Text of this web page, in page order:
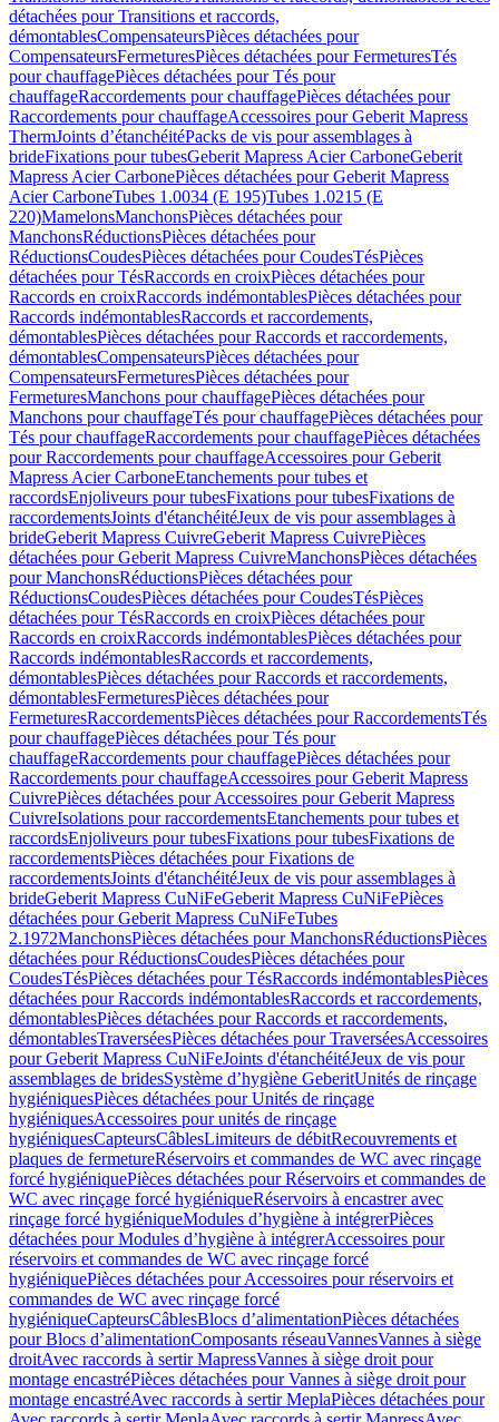
détachées pour Transitions et raccords,
démontablesCompensateursPièces détachées pour
CompensateursFermeturesPièces détachées pour FermeturesTés
pour chauffagePièces détachées pour Tés pour
chauffageRaccordements pour chauffagePièces détachées pour
Raccordements pour chauffageAccessoires pour Geberit Mapress
ThermJoints d’étanchéitéPacks de vis pour assemblages à
brideFixations pour tubesGeberit Mapress Acier CarboneGeberit
Mapress Acier CarbonePièces détachées pour Geberit Mapress
Acier CarboneTubes 1.0034 (E 195)Tubes 1.0215 (E
220)MamelonsManchonsPièces détachées pour
ManchonsRéductionsPièces détachées pour
RéductionsCoudesPièces détachées pour CoudesTésPièces
détachées pour TésRaccords en croixPièces détachées pour
Raccords en croixRaccords indémontablesPièces détachées pour
Raccords indémontablesRaccords et raccordements,
démontablesPièces détachées pour Raccords et raccordements,
démontablesCompensateursPièces détachées pour
CompensateursFermeturesPièces détachées pour
FermeturesManchons pour chauffagePièces détachées pour
Manchons pour chauffageTés pour chauffagePièces détachées pour
Tés pour chauffageRaccordements pour chauffagePièces détachées
pour Raccordements pour chauffageAccessoires pour Geberit
Mapress Acier CarboneEtanchements pour tubes et
raccordsEnjoliveurs pour tubesFixations pour tubesFixations de
raccordementsJoints d'étanchéitéJeux de vis pour assemblages à
brideGeberit Mapress CuivreGeberit Mapress CuivrePièces
détachées pour Geberit Mapress CuivreManchonsPièces détachées
pour ManchonsRéductionsPièces détachées pour
RéductionsCoudesPièces détachées pour CoudesTésPièces
détachées pour TésRaccords en croixPièces détachées pour
Raccords en croixRaccords indémontablesPièces détachées pour
Raccords indémontablesRaccords et raccordements,
démontablesPièces détachées pour Raccords et raccordements,
démontablesFermeturesPièces détachées pour
FermeturesRaccordementsPièces détachées pour RaccordementsTés
pour chauffagePièces détachées pour Tés pour
chauffageRaccordements pour chauffagePièces détachées pour
Raccordements pour chauffageAccessoires pour Geberit Mapress
CuivrePièces détachées pour Accessoires pour Geberit Mapress
CuivreIsolations pour raccordementsEtanchements pour tubes et
raccordsEnjoliveurs pour tubesFixations pour tubesFixations de
raccordementsPièces détachées pour Fixations de
raccordementsJoints d'étanchéitéJeux de vis pour assemblages à
brideGeberit Mapress CuNiFeGeberit Mapress CuNiFePièces
détachées pour Geberit Mapress CuNiFeTubes
2.1972ManchonsPièces détachées pour ManchonsRéductionsPièces
détachées pour RéductionsCoudesPièces détachées pour
CoudesTésPièces détachées pour TésRaccords indémontablesPièces
détachées pour Raccords indémontablesRaccords et raccordements,
démontablesPièces détachées pour Raccords et raccordements,
démontablesTraverséesPièces détachées pour TraverséesAccessoires
pour Geberit Mapress CuNiFeJoints d'étanchéitéJeux de vis pour
assemblages de bridesSystème d’hygiène GeberitUnités de rinçage
hygiéniquesPièces détachées pour Unités de rinçage
hygiéniquesAccessoires pour unités de rinçage
hygiéniquesCapteursCâblesLimiteurs de débitRecouvrements et
plaques de fermetureRéservoirs et commandes de WC avec rinçage
forcé hygiéniquePièces détachées pour Réservoirs et commandes de
WC avec rinçage forcé hygiéniqueRéservoirs à encastrer avec
rinçage forcé hygiéniqueModules d’hygiène à intégrerPièces
détachées pour Modules d’hygiène à intégrerAccessoires pour
réservoirs et commandes de WC avec rinçage forcé
hygiéniquePièces détachées pour Accessoires pour réservoirs et
commandes de WC avec rinçage forcé
hygiéniqueCapteursCâblesBlocs d’alimentationPièces détachées
pour Blocs d’alimentationComposants réseauVannesVannes à siège
droitAvec raccords à sertir MapressVannes à siège droit pour
montage encastréPièces détachées pour Vannes à siège droit pour
montage encastréAvec raccords à sertir MeplaPièces détachées pour